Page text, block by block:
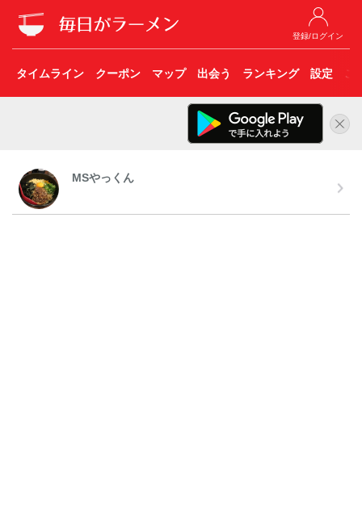
登録/ログイン
タイムライン クーポン マップ 出会う ランキング 設定 こ
MSやっくん